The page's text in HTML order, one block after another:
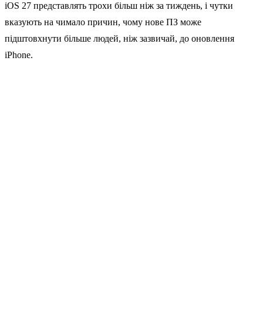
iOS 27 представлять трохи більш ніж за тиждень, і чутки
вказують на чимало причин, чому нове ПЗ може
підштовхнути більше людей, ніж зазвичай, до оновлення
iPhone.